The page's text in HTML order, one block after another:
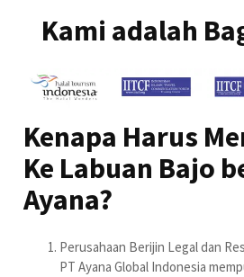
Kami adalah
Kenapa Harus
Ke Labuan Bajo
Ayana?
Perusahaan Berijin Legal dan
PT Ayana Global Indonesia